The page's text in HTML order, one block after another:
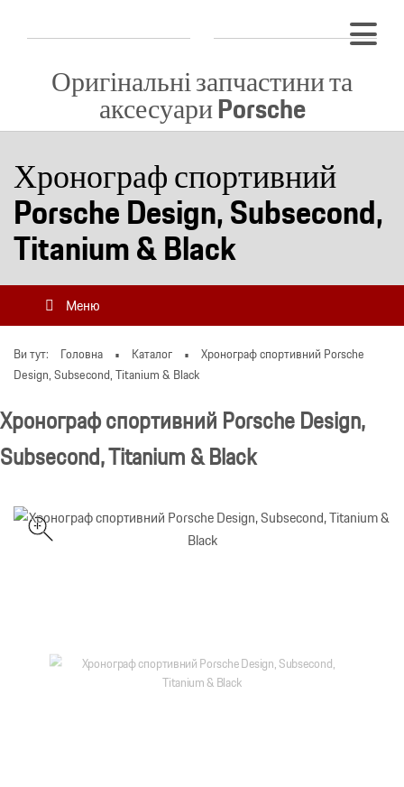
Оригінальні запчастини та
аксесуари Porsche
Хронограф спортивний
Porsche Design, Subsecond,
Titanium & Black
Меню
Ви тут: Головна Каталог
Хронограф спортивний Porsche
Design, Subsecond, Titanium & Black
Хронограф спортивний Porsche Design,
Subsecond, Titanium & Black